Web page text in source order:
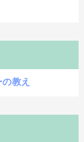
教え